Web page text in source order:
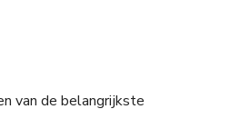
van de belangrijkste